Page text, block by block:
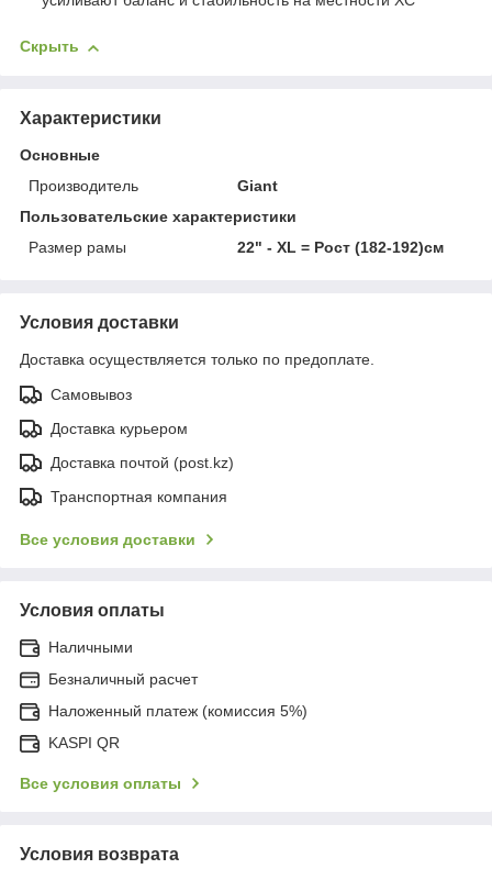
Скрыть
Характеристики
Основные
Производитель
Giant
Пользовательские характеристики
Размер рамы
22" - XL = Рост (182-192)см
Условия доставки
Доставка осуществляется только по предоплате.
Самовывоз
Доставка курьером
Доставка почтой (post.kz)
Транспортная компания
Все условия доставки
Условия оплаты
Наличными
Безналичный расчет
Наложенный платеж (комиссия 5%)
KASPI QR
Все условия оплаты
Условия возврата